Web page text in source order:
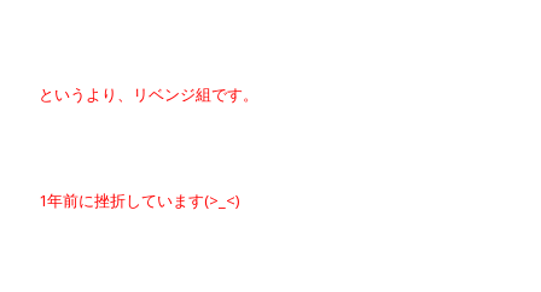
というより、リベンジ組です。
1年前に挫折しています(>_<)